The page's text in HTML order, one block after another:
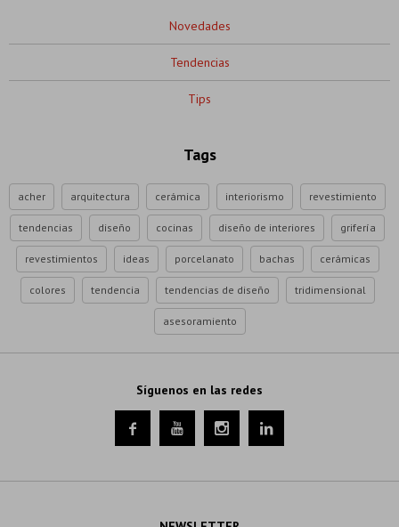
Novedades
Tendencias
Tips
Tags
acher arquitectura cerámica interiorismo revestimiento
tendencias diseño cocinas diseño de interiores grifería
revestimientos ideas porcelanato bachas cerámicas
colores tendencia tendencias de diseño tridimensional
asesoramiento
Síguenos en las redes
   